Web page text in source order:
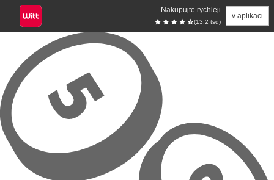
Nakupujte rychleji
(13.2 tsd)
v aplikaci
Přeskočit na hlavní obsah